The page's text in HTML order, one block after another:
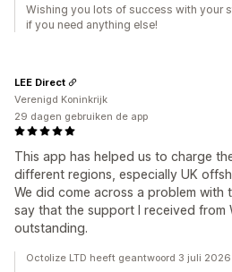
Wishing you lots of success with your
if you need anything else!
This app has helped us to charge
different regions, especially UK
We did come across a problem with
say that the support I received from
outstanding.
LEE Direct
Verenigd Koninkrijk
29 dagen gebruiken de app
Octolize LTD heeft geantwoord 3 juli 2026